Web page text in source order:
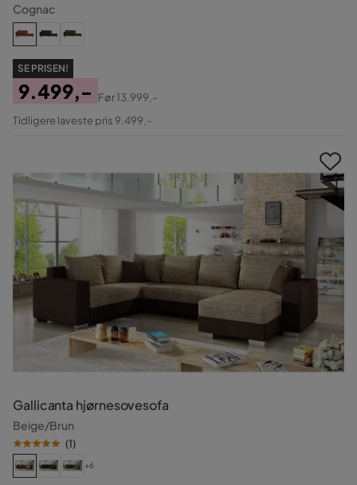
Cognac
SE PRISEN!
Pris
9.499,-
Original
Før13.999,-
Tidligere laveste pris 9.499,-
Gallicanta hjørnesovesofa
Beige/Brun
(1)
+6